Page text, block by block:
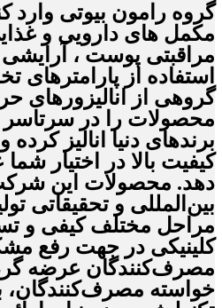
گروه رامون بیوتی وارد
مکمل های دارویی و
مراقبتی پوست ، آرایشی
استفاده از پارامترهای
گروهی از انالیزورهای
محصولات را در سرتاسر
برندهای دنیا انالیز
کیفیت بالا در اختیار
دهد. محصولات این شرکت
بین‌المللی و تحقیقاتی
مراحل مختلف کیفی و
کلینیکی در جهت رفع
مصرف‌کنندگان عرضه
خواسته مصرف‌کنندگان،